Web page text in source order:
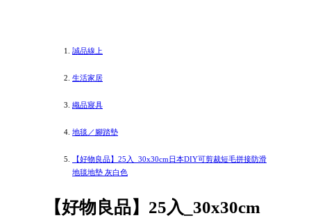
誠品線上
生活家居
織品寢具
地毯／腳踏墊
【好物良品】25入_30x30cm日本DIY可剪裁短毛拼接防滑
地毯地墊 灰白色
【好物良品】25入_30x30cm